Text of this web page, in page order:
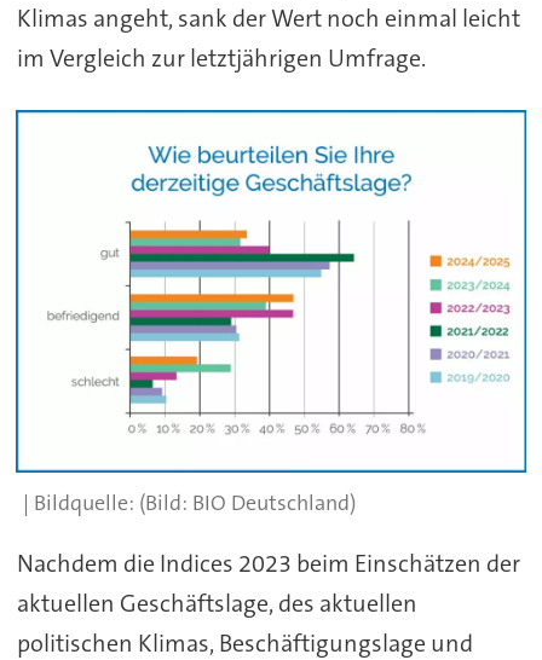
Klimas angeht, sank der Wert noch einmal leicht
im Vergleich zur letztjährigen Umfrage.
(Bild: BIO Deutschland)
Nachdem die Indices 2023 beim Einschätzen der
aktuellen Geschäftslage, des aktuellen
politischen Klimas, Beschäftigungslage und